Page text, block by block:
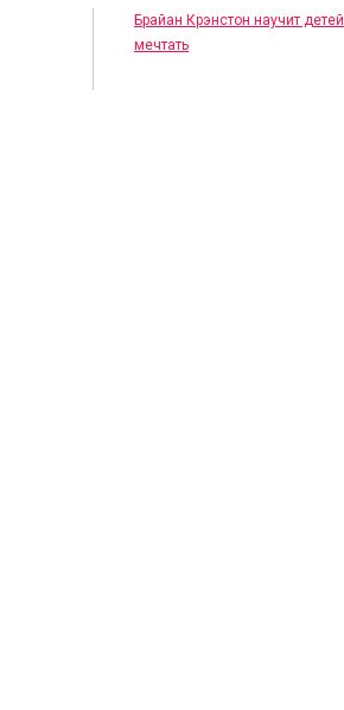
Брайан Крэнстон научит детей
мечтать